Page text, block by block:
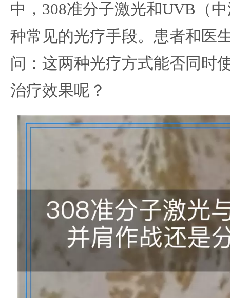
中，308准分子激光和UVB（
种常见的光疗手段。患者和医
问：这两种光疗方式能否同时
治疗效果呢？